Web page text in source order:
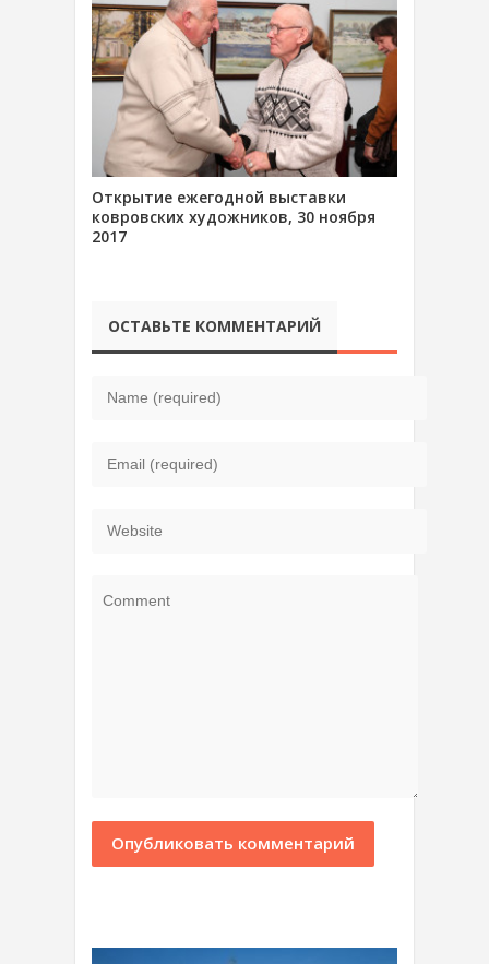
Открытие ежегодной выставки
ковровских художников, 30 ноября
2017
ОСТАВЬТЕ КОММЕНТАРИЙ